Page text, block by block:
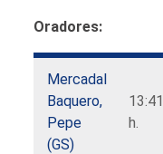
Oradores:
Mercadal
Baquero,
Pepe
(GS)
h.